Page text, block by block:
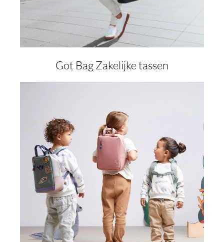
Got Bag Zakelijke tassen